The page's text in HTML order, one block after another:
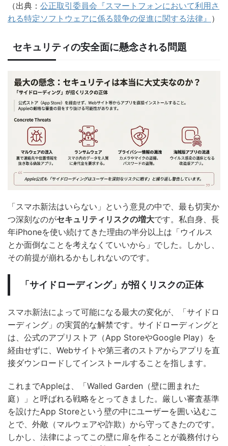
（出典： 公正取引委員会『スマートフォンにおいて利用さ
れる特定ソフトウェアに係る競争の促進に関する法律』 ）
セキュリティの安全面に懸念される問題
「スマホ新法はいらない」という意見の中で、最も切実か
つ深刻なのがセキュリティリスクの増大です。私自身、長
年iPhoneを使い続けてきた理由の半分以上は「ウイルス
とか面倒なことを考えなくていいから」でした。しかし、
その前提が崩れるかもしれないのです。
「サイドローディング」が招くリスクの正体
スマホ新法によって可能になる最大の変化が、「サイドロ
ーディング」の実質的な解禁です。サイドローディングと
は、公式のアプリストア（App StoreやGoogle Play）を
経由せずに、Webサイトや第三者のストアからアプリを直
接ダウンロードしてインストールすることを指します。
これまでAppleは、「Walled Garden（壁に囲まれた
庭）」と呼ばれる戦略をとってきました。厳しい審査基準
を設けたApp Storeという壁の中にユーザーを囲い込むこ
とで、外敵（マルウェアや詐欺）から守ってきたのです。
しかし、法律によってこの壁に扉を作ることが義務付けら